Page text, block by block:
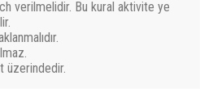
verilmelidir. Bu kural aktivite ye
üzerindedir.